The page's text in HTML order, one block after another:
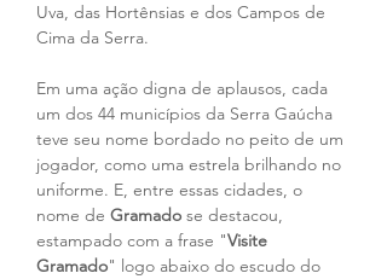
Uva, das Hortênsias e dos Campos de
Cima da Serra.
Em uma ação digna de aplausos, cada
um dos 44 municípios da Serra Gaúcha
teve seu nome bordado no peito de um
jogador, como uma estrela brilhando no
uniforme. E, entre essas cidades, o
nome de Gramado se destacou,
estampado com a frase "Visite
Gramado" logo abaixo do escudo do